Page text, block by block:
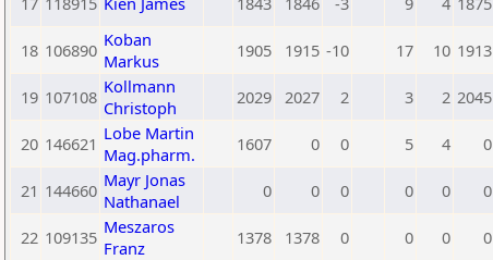
18 106890 Koban
Markus
1905 1915 -10 17 10 1913
19 107108 Kollmann
Christoph
2029 2027 2 3 2 2045
20 146621 Lobe Martin
Mag.pharm.
1607 0 0 5 4 0
21 144660 Mayr Jonas
Nathanael
0 0 0 0 0 0
22 109135 Meszaros
Franz
1378 1378 0 0 0 0